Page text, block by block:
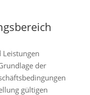
Leistungen
der
gültigen